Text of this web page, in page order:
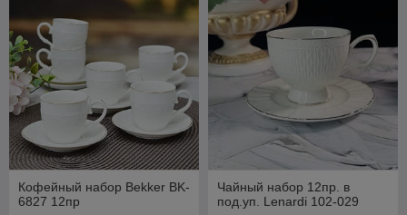
Кофейный набор Bekker BK-
6827 12пр
Чайный набор 12пр. в
под.уп. Lenardi 102-029